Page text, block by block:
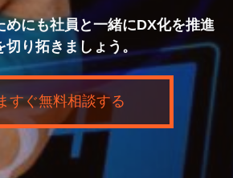
めにも社員と一緒にDX化を推進
り拓きましょう。
すぐ無料相談する